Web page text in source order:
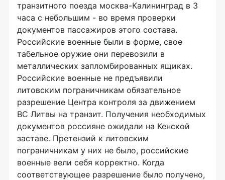
транзитного поезда москва-Калининград в 3
часа с небольшим - во время проверки
документов пассажиров этого состава.
Российские военные были в форме, свое
табельное оружие они перевозили в
металлических запломбированных ящиках.
Российские военные не предъявили
литовским пограничникам обязательное
разрешение Центра контроля за движением
ВС Литвы на транзит. Получения необходимых
документов россияне ожидали на Кенской
заставе. Претензий к литовским
пограничникам у них не было, российские
военные вели себя корректно. Когда
соответствующее разрешение было получено,